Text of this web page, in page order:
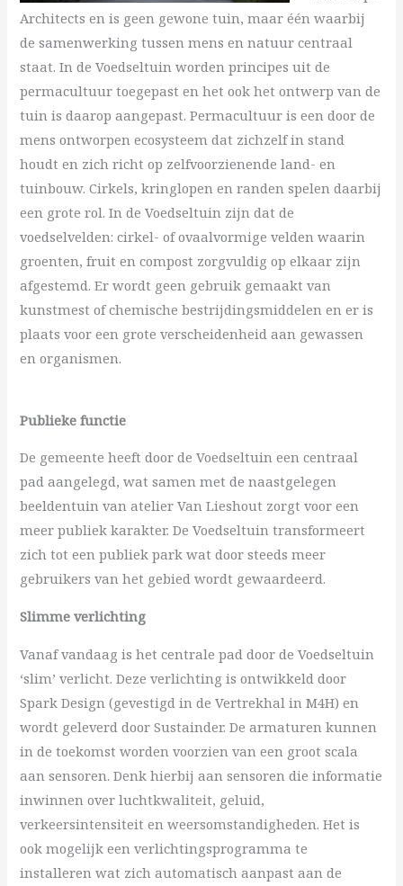
Architects en is geen gewone tuin, maar één waarbij
de samenwerking tussen mens en natuur centraal
staat. In de Voedseltuin worden principes uit de
permacultuur toegepast en het ook het ontwerp van de
tuin is daarop aangepast. Permacultuur is een door de
mens ontworpen ecosysteem dat zichzelf in stand
houdt en zich richt op zelfvoorzienende land- en
tuinbouw. Cirkels, kringlopen en randen spelen daarbij
een grote rol. In de Voedseltuin zijn dat de
voedselvelden: cirkel- of ovaalvormige velden waarin
groenten, fruit en compost zorgvuldig op elkaar zijn
afgestemd. Er wordt geen gebruik gemaakt van
kunstmest of chemische bestrijdingsmiddelen en er is
plaats voor een grote verscheidenheid aan gewassen
en organismen.
Publieke functie
De gemeente heeft door de Voedseltuin een centraal
pad aangelegd, wat samen met de naastgelegen
beeldentuin van atelier Van Lieshout zorgt voor een
meer publiek karakter. De Voedseltuin transformeert
zich tot een publiek park wat door steeds meer
gebruikers van het gebied wordt gewaardeerd.
Slimme verlichting
Vanaf vandaag is het centrale pad door de Voedseltuin
‘slim’ verlicht. Deze verlichting is ontwikkeld door
Spark Design (gevestigd in de Vertrekhal in M4H) en
wordt geleverd door Sustainder. De armaturen kunnen
in de toekomst worden voorzien van een groot scala
aan sensoren. Denk hierbij aan sensoren die informatie
inwinnen over luchtkwaliteit, geluid,
verkeersintensiteit en weersomstandigheden. Het is
ook mogelijk een verlichtingsprogramma te
installeren wat zich automatisch aanpast aan de